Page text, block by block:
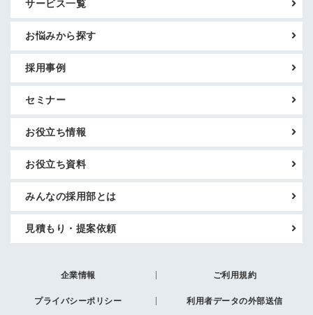
サービス一覧
お悩みから探す
採用事例
セミナー
お役立ち情報
お役立ち資料
みんなの採用部とは
見積もり・提案依頼
企業情報 ご利用規約
プライバシーポリシー 利用者データの外部送信